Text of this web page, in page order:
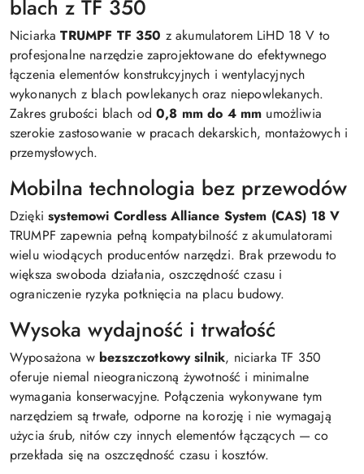
blach z TF 350
NiciarkaTRUMPF TF 350 z akumulatorem LiHD 18 V to
profesjonalne narzędzie zaprojektowane do efektywnego
łączenia elementów konstrukcyjnych i wentylacyjnych
wykonanych z blach powlekanych oraz niepowlekanych.
Zakres grubości blach od0,8 mm do 4 mm umożliwia
szerokie zastosowanie w pracach dekarskich, montażowych i
przemysłowych.
Mobilna technologia bez przewodów
Dziękisystemowi Cordless Alliance System (CAS) 18 V
TRUMPF zapewnia pełną kompatybilność z akumulatorami
wielu wiodących producentów narzędzi. Brak przewodu to
większa swoboda działania, oszczędność czasu i
ograniczenie ryzyka potknięcia na placu budowy.
Wysoka wydajność i trwałość
Wyposażona w bezszczotkowy silnik, niciarka TF 350
oferuje niemal nieograniczoną żywotność i minimalne
wymagania konserwacyjne. Połączenia wykonywane tym
narzędziem są trwałe, odporne na korozję i nie wymagają
użycia śrub, nitów czy innych elementów łączących — co
przekłada się na oszczędność czasu i kosztów.